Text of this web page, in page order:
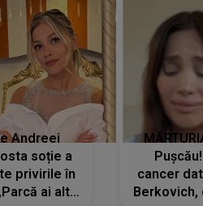
Andreei
soție a
privirile în
ai altă
cancer
Berkovich,